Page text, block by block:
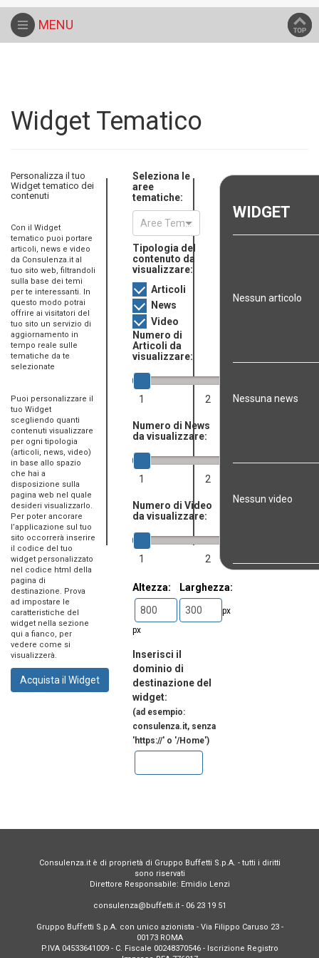
MENU
Home
Widget Tematico
Personalizza il tuo
Widget tematico dei
contenuti
Con il Widget
tematico puoi portare
articoli, news e video
da Consulenza.it al
tuo sito web, filtrandoli
sulla base dei temi
per te interessanti. In
questo modo potrai
offrire ai visitatori del
tuo sito un servizio di
aggiornamento in
tempo reale sulle
tematiche da te
selezionate
Puoi personalizzare il
tuo Widget
scegliendo quanti
contenuti visualizzare
per ogni tipologia
(articoli, news, video)
in base allo spazio
che hai a
disposizione sulla
pagina web nel quale
desideri visualizzarlo.
Per poter ancorare
l’applicazione sul tuo
sito occorrerà inserire
il codice del tuo
widget personalizzato
nel codice html della
pagina di
destinazione. Prova
ad impostare le
caratteristiche del
widget nella sezione
qui a fianco, per
vedere come si
visualizzerà.
Seleziona le
aree
tematiche:
Aree Tematiche
Tipologia del
contenuto da
visualizzare:
Articoli
News
Video
Numero di
Articoli da
visualizzare:
3
2
1
Numero di News
da visualizzare:
2
1
Numero di Video
da visualizzare:
2
1
Altezza:
px
Larghezza:
px
Inserisci il
dominio di
destinazione del
widget:
(ad esempio:
consulenza.it, senza
'https://' o '/Home')
WIDGET
Nessun articolo
Nessuna news
Nessun video
Consulenza.it è di proprietà di Gruppo Buffetti S.p.A. - tutti i diritti
sono riservati
Direttore Responsabile: Emidio Lenzi
consulenza@buffetti.it - 06 23 19 51
Gruppo Buffetti S.p.A. con unico azionista - Via Filippo Caruso 23 -
00173 ROMA
P.IVA 04533641009 - C. Fiscale 00248370546 - Iscrizione Registro